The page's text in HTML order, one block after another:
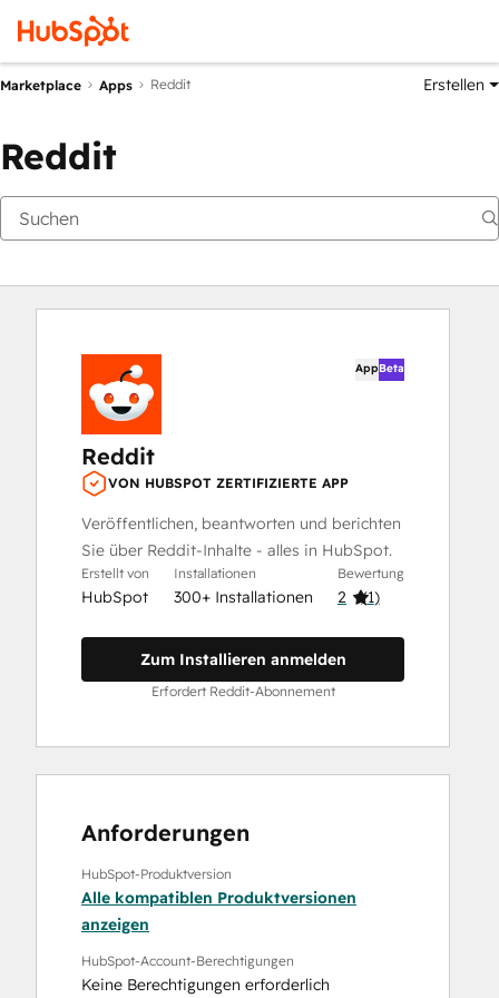
Marketplace Apps Reddit Erstellen
Reddit
AppBeta
Reddit
VON HUBSPOT ZERTIFIZIERTE APP
Veröffentlichen, beantworten und berichten
Sie über Reddit-Inhalte - alles in HubSpot.
Erstellt von
HubSpot
Installationen
300+ Installationen
Bewertung
2 (1)
Zum Installieren anmelden
Erfordert Reddit-Abonnement
Anforderungen
HubSpot-Produktversion
Alle kompatiblen Produktversionen
anzeigen
HubSpot-Account-Berechtigungen
Keine Berechtigungen erforderlich